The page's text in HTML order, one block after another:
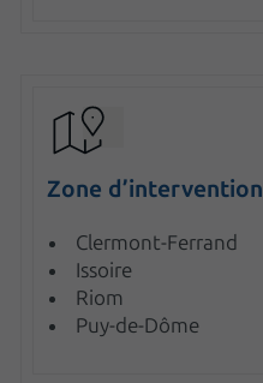
Zone d’intervention
Clermont-Ferrand
Issoire
Riom
Puy-de-Dôme